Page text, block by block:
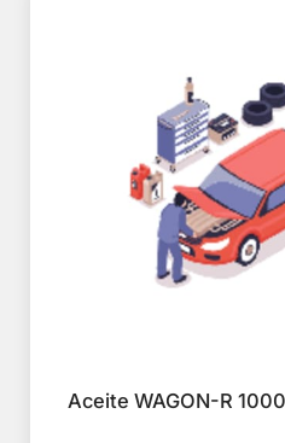
Aceite WAGON-R